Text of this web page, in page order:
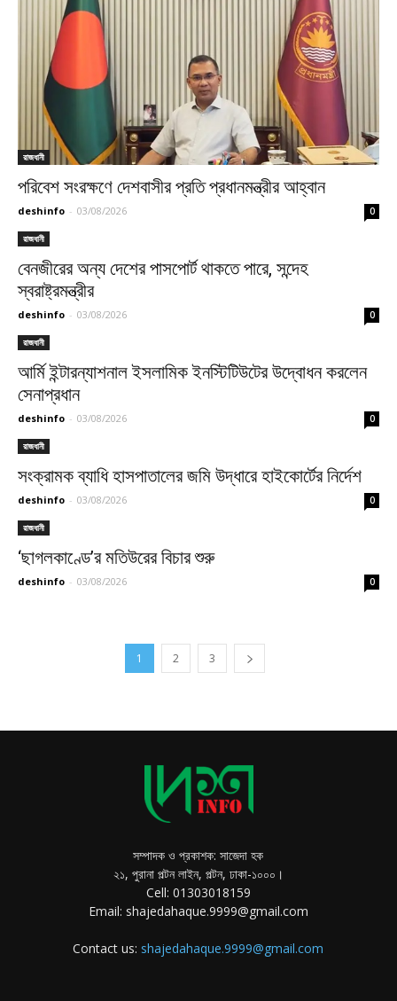
রাজধানী
পরিবেশ সংরক্ষণে দেশবাসীর প্রতি প্রধানমন্ত্রীর আহ্বান
deshinfo - 03/08/2026 0
রাজধানী
বেনজীরের অন্য দেশের পাসপোর্ট থাকতে পারে, সন্দেহ
স্বরাষ্ট্রমন্ত্রীর
deshinfo - 03/08/2026 0
রাজধানী
আর্মি ইন্টারন্যাশনাল ইসলামিক ইনস্টিটিউটের উদ্বোধন করলেন
সেনাপ্রধান
deshinfo - 03/08/2026 0
রাজধানী
সংক্রামক ব্যাধি হাসপাতালের জমি উদ্ধারে হাইকোর্টের নির্দেশ
deshinfo - 03/08/2026 0
রাজধানী
‘ছাগলকাণ্ডে’র মতিউরের বিচার শুরু
deshinfo - 03/08/2026 0
1 2 3
সম্পাদক ও প্রকাশক: সাজেদা হক
২১, পুরানা পল্টন লাইন, পল্টন, ঢাকা-১০০০।
Cell: 01303018159
Email: shajedahaque.9999@gmail.com
Contact us: shajedahaque.9999@gmail.com